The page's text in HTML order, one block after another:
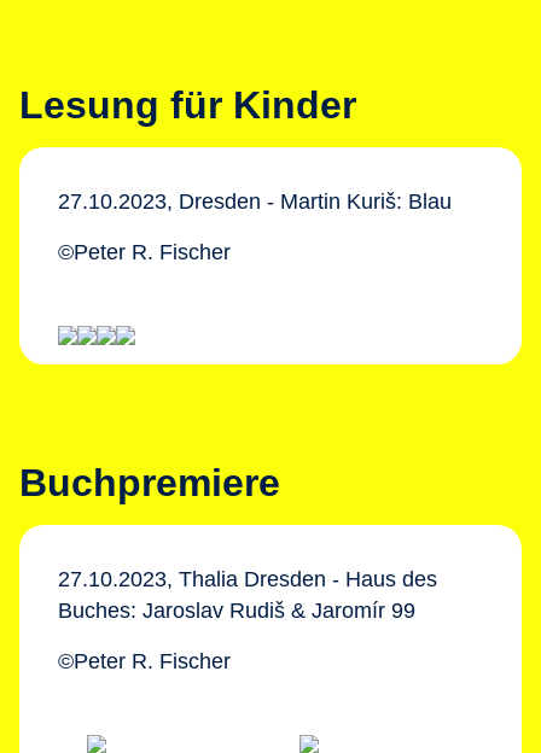
Lesung für Kinder
27.10.2023, Dresden - Martin Kuriš: Blau
©Peter R. Fischer
Buchpremiere
27.10.2023, Thalia Dresden - Haus des
Buches: Jaroslav Rudiš & Jaromír 99
©Peter R. Fischer